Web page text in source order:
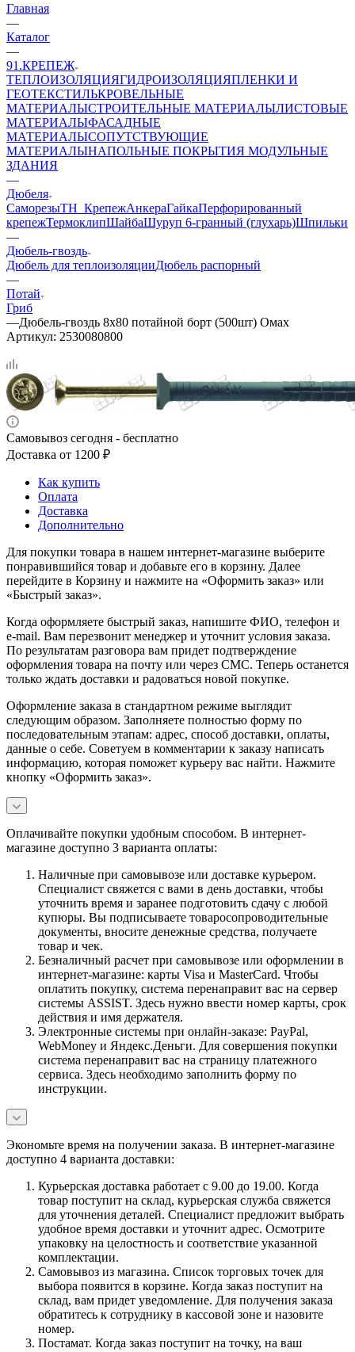
Главная
—
Каталог
—
91.КРЕПЕЖ
ТЕПЛОИЗОЛЯЦИЯГИДРОИЗОЛЯЦИЯПЛЕНКИ И
ГЕОТЕКСТИЛЬКРОВЕЛЬНЫЕ
МАТЕРИАЛЫСТРОИТЕЛЬНЫЕ МАТЕРИАЛЫЛИСТОВЫЕ
МАТЕРИАЛЫФАСАДНЫЕ
МАТЕРИАЛЫСОПУТСТВУЮЩИЕ
МАТЕРИАЛЫНАПОЛЬНЫЕ ПОКРЫТИЯ МОДУЛЬНЫЕ
ЗДАНИЯ
—
Дюбеля
СаморезыТН_КрепежАнкераГайкаПерфорированный
крепежТермоклипШайбаШуруп 6-гранный (глухарь)Шпильки
—
Дюбель-гвоздь
Дюбель для теплоизоляцииДюбель распорный
—
Потай
Гриб
—Дюбель-гвоздь 8х80 потайной борт (500шт) Омах
Артикул: 2530080800
Самовывоз сегодня - бесплатно
Доставка от 1200 ₽
Как купить
Оплата
Доставка
Дополнительно
Для покупки товара в нашем интернет-магазине выберите
понравившийся товар и добавьте его в корзину. Далее
перейдите в Корзину и нажмите на «Оформить заказ» или
«Быстрый заказ».
Когда оформляете быстрый заказ, напишите ФИО, телефон и
e-mail. Вам перезвонит менеджер и уточнит условия заказа.
По результатам разговора вам придет подтверждение
оформления товара на почту или через СМС. Теперь останется
только ждать доставки и радоваться новой покупке.
Оформление заказа в стандартном режиме выглядит
следующим образом. Заполняете полностью форму по
последовательным этапам: адрес, способ доставки, оплаты,
данные о себе. Советуем в комментарии к заказу написать
информацию, которая поможет курьеру вас найти. Нажмите
кнопку «Оформить заказ».
Оплачивайте покупки удобным способом. В интернет-
магазине доступно 3 варианта оплаты:
Наличные при самовывозе или доставке курьером.
Специалист свяжется с вами в день доставки, чтобы
уточнить время и заранее подготовить сдачу с любой
купюры. Вы подписываете товаросопроводительные
документы, вносите денежные средства, получаете
товар и чек.
Безналичный расчет при самовывозе или оформлении в
интернет-магазине: карты Visa и MasterCard. Чтобы
оплатить покупку, система перенаправит вас на сервер
системы ASSIST. Здесь нужно ввести номер карты, срок
действия и имя держателя.
Электронные системы при онлайн-заказе: PayPal,
WebMoney и Яндекс.Деньги. Для совершения покупки
система перенаправит вас на страницу платежного
сервиса. Здесь необходимо заполнить форму по
инструкции.
Экономьте время на получении заказа. В интернет-магазине
доступно 4 варианта доставки:
Курьерская доставка работает с 9.00 до 19.00. Когда
товар поступит на склад, курьерская служба свяжется
для уточнения деталей. Специалист предложит выбрать
удобное время доставки и уточнит адрес. Осмотрите
упаковку на целостность и соответствие указанной
комплектации.
Самовывоз из магазина. Список торговых точек для
выбора появится в корзине. Когда заказ поступит на
склад, вам придет уведомление. Для получения заказа
обратитесь к сотруднику в кассовой зоне и назовите
номер.
Постамат. Когда заказ поступит на точку, на ваш